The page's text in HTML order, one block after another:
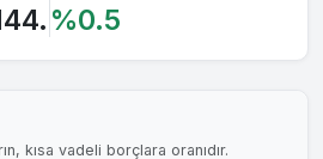
%0.5
kısa vadeli borçlara oranıdır.